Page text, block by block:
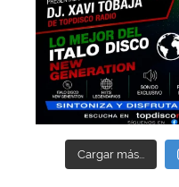
Cargar más...